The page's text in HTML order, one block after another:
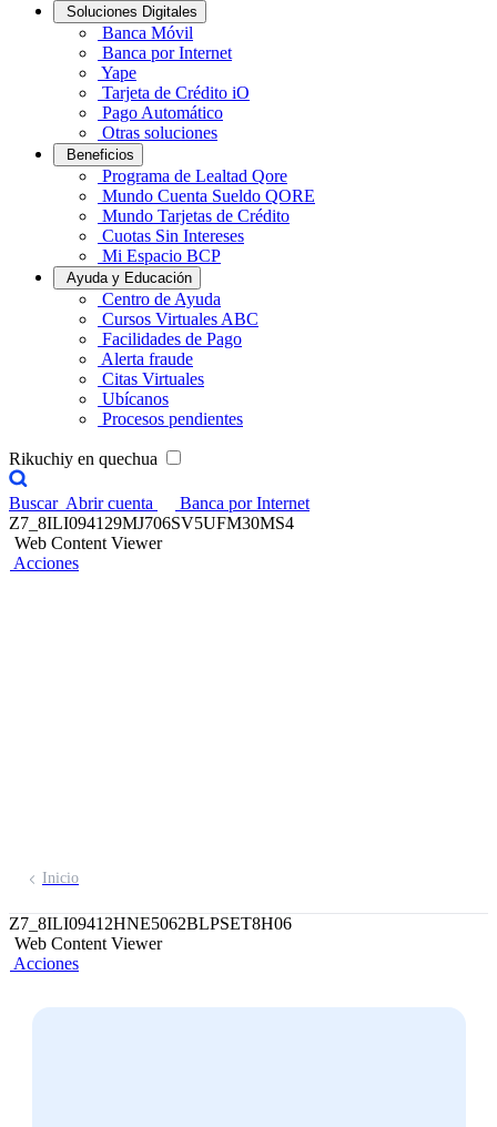
Soluciones Digitales
Banca Móvil
Banca por Internet
Yape
Tarjeta de Crédito iO
Pago Automático
Otras soluciones
Beneficios
Programa de Lealtad Qore
Mundo Cuenta Sueldo QORE
Mundo Tarjetas de Crédito
Cuotas Sin Intereses
Mi Espacio BCP
Ayuda y Educación
Centro de Ayuda
Cursos Virtuales ABC
Facilidades de Pago
Alerta fraude
Citas Virtuales
Ubícanos
Procesos pendientes
Rikuchiy en quechua
Buscar Abrir cuenta
Banca por Internet
Z7_8ILI094129MJ706SV5UFM30MS4
Web Content Viewer
Acciones
Inicio
Z7_8ILI09412HNE5062BLPSET8H06
Web Content Viewer
Acciones